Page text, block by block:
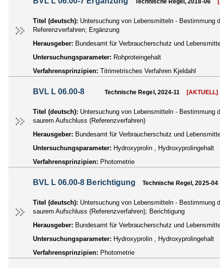
Titel (deutsch): Untersuchung von Lebensmitteln - Bestimmung
Referenzverfahren; Ergänzung
Herausgeber: Bundesamt für Verbraucherschutz und
Untersuchungsparameter: Rohproteingehalt
Verfahrensprinzipien: Titrimetrisches Verfahren Kjeldahl
BVL L 06.00-8 Technische Regel, 2024-11 [AKTUELL]
Titel (deutsch): Untersuchung von Lebensmitteln - Bestimmung
saurem Aufschluss (Referenzverfahren)
Herausgeber: Bundesamt für Verbraucherschutz und
Untersuchungsparameter: Hydroxyprolin , Hydroxyprolingehalt
Verfahrensprinzipien: Photometrie
BVL L 06.00-8 Berichtigung Technische Regel, 2025-04
Titel (deutsch): Untersuchung von Lebensmitteln - Bestimmung
saurem Aufschluss (Referenzverfahren); Berichtigung
Herausgeber: Bundesamt für Verbraucherschutz und
Untersuchungsparameter: Hydroxyprolin , Hydroxyprolingehalt
Verfahrensprinzipien: Photometrie